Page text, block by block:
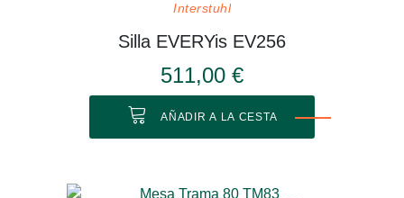
Interstuhl
Silla EVERYis EV256
511,00 €
AÑADIR A LA CESTA